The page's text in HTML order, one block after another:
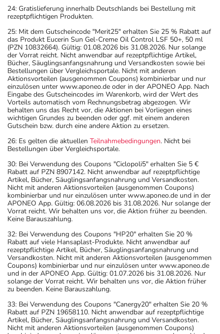
24: Gratislieferung innerhalb Deutschlands bei Bestellung mit
rezeptpflichtigen Produkten.
25: Mit dem Gutscheincode "Merit25" erhalten Sie 25 % Rabatt auf
das Produkt Eucerin Sun Gel-Creme Oil Control LSF 50+, 50 ml
(PZN 10832664). Gültig: 01.08.2026 bis 31.08.2026. Nur solange
der Vorrat reicht. Nicht anwendbar auf rezeptpflichtige Artikel,
Bücher, Säuglingsanfangsnahrung und Versandkosten sowie bei
Bestellungen über Vergleichsportale. Nicht mit anderen
Aktionsvorteilen (ausgenommen Coupons) kombinierbar und nur
einzulösen unter www.aponeo.de oder in der APONEO App. Nach
Eingabe des Gutscheincodes im Warenkorb, wird der Wert des
Vorteils automatisch vom Rechnungsbetrag abgezogen. Wir
behalten uns das Recht vor, die Aktionen bei Vorliegen eines
wichtigen Grundes zu beenden oder ggf. mit einem anderen
Gutschein bzw. durch eine andere Aktion zu ersetzen.
26: Es gelten die aktuellen Teilnahmebedingungen. Nicht bei
Bestellungen über Vergleichsportale.
30: Bei Verwendung des Coupons "Ciclopoli5" erhalten Sie 5 €
Rabatt auf PZN 8907142. Nicht anwendbar auf rezeptpflichtige
Artikel, Bücher, Säuglingsanfangsnahrung und Versandkosten.
Nicht mit anderen Aktionsvorteilen (ausgenommen Coupons)
kombinierbar und nur einzulösen unter www.aponeo.de und in der
APONEO App. Gültig: 06.08.2026 bis 31.08.2026. Nur solange der
Vorrat reicht. Wir behalten uns vor, die Aktion früher zu beenden.
Keine Barauszahlung.
32: Bei Verwendung des Coupons "HP20" erhalten Sie 20 %
Rabatt auf viele Hansaplast-Produkte. Nicht anwendbar auf
rezeptpflichtige Artikel, Bücher, Säuglingsanfangsnahrung und
Versandkosten. Nicht mit anderen Aktionsvorteilen (ausgenommen
Coupons) kombinierbar und nur einzulösen unter www.aponeo.de
und in der APONEO App. Gültig: 01.07.2026 bis 31.08.2026. Nur
solange der Vorrat reicht. Wir behalten uns vor, die Aktion früher
zu beenden. Keine Barauszahlung.
33: Bei Verwendung des Coupons "Canergy20" erhalten Sie 20 %
Rabatt auf PZN 19658110. Nicht anwendbar auf rezeptpflichtige
Artikel, Bücher, Säuglingsanfangsnahrung und Versandkosten.
Nicht mit anderen Aktionsvorteilen (ausgenommen Coupons)